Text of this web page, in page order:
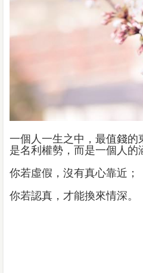
一個人一生之中，最值錢的
是名利權勢，而是一個人的
你若虛假，沒有真心靠近；
你若認真，才能換來情深。